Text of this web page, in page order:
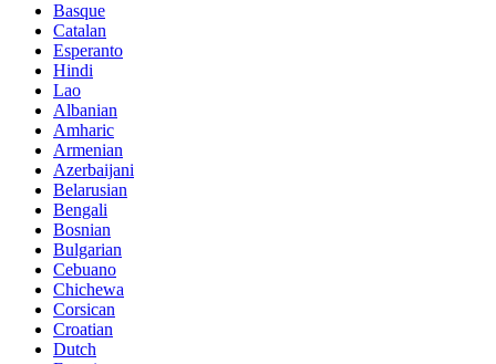
Basque
Catalan
Esperanto
Hindi
Lao
Albanian
Amharic
Armenian
Azerbaijani
Belarusian
Bengali
Bosnian
Bulgarian
Cebuano
Chichewa
Corsican
Croatian
Dutch